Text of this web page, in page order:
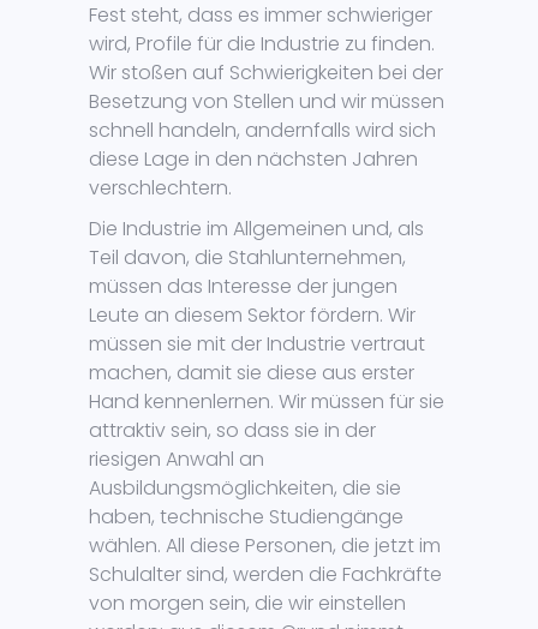
Fest steht, dass es immer schwieriger
wird, Profile für die Industrie zu finden.
Wir stoßen auf Schwierigkeiten bei der
Besetzung von Stellen und wir müssen
schnell handeln, andernfalls wird sich
diese Lage in den nächsten Jahren
verschlechtern.
Die Industrie im Allgemeinen und, als
Teil davon, die Stahlunternehmen,
müssen das Interesse der jungen
Leute an diesem Sektor fördern. Wir
müssen sie mit der Industrie vertraut
machen, damit sie diese aus erster
Hand kennenlernen. Wir müssen für sie
attraktiv sein, so dass sie in der
riesigen Anwahl an
Ausbildungsmöglichkeiten, die sie
haben, technische Studiengänge
wählen. All diese Personen, die jetzt im
Schulalter sind, werden die Fachkräfte
von morgen sein, die wir einstellen